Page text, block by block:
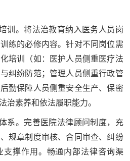
训。将法治教育纳入医务人员岗
练的必修内容。针对不同岗位需
培训（如：医护人员侧重医疗法
纠纷防范；管理人员侧重行政管
勤保障人员侧重安全生产、保密
治素养和依法履职能力。
系。完善医院法律顾问制度，充
规章制度审核、合同审查、纠纷
支撑作用。畅通内部法律咨询渠